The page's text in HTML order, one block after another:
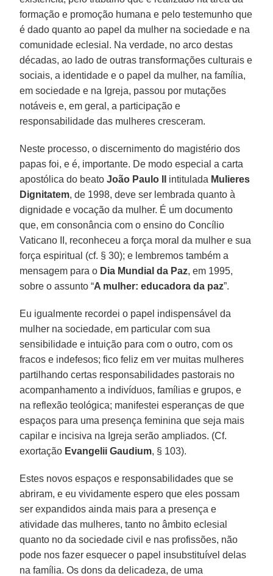
formação e promoção humana e pelo testemunho que
é dado quanto ao papel da mulher na sociedade e na
comunidade eclesial. Na verdade, no arco destas
décadas, ao lado de outras transformações culturais e
sociais, a identidade e o papel da mulher, na família,
em sociedade e na Igreja, passou por mutações
notáveis e, em geral, a participação e
responsabilidade das mulheres cresceram.
Neste processo, o discernimento do magistério dos
papas foi, e é, importante. De modo especial a carta
apostólica do beatoJoão Paulo II intitulada Mulieres
Dignitatem, de 1998, deve ser lembrada quanto à
dignidade e vocação da mulher. É um documento
que, em consonância com o ensino do Concílio
Vaticano II, reconheceu a força moral da mulher e sua
força espiritual (cf. § 30); e lembremos também a
mensagem para o Dia Mundial da Paz, em 1995,
sobre o assunto “A mulher: educadora da paz”.
Eu igualmente recordei o papel indispensável da
mulher na sociedade, em particular com sua
sensibilidade e intuição para com o outro, com os
fracos e indefesos; fico feliz em ver muitas mulheres
partilhando certas responsabilidades pastorais no
acompanhamento a indivíduos, famílias e grupos, e
na reflexão teológica; manifestei esperanças de que
espaços para uma presença feminina que seja mais
capilar e incisiva na Igreja serão ampliados. (Cf.
exortação Evangelii Gaudium, § 103).
Estes novos espaços e responsabilidades que se
abriram, e eu vividamente espero que eles possam
ser expandidos ainda mais para a presença e
atividade das mulheres, tanto no âmbito eclesial
quanto no da sociedade civil e nas profissões, não
pode nos fazer esquecer o papel insubstituível delas
na família. Os dons da delicadeza, de uma